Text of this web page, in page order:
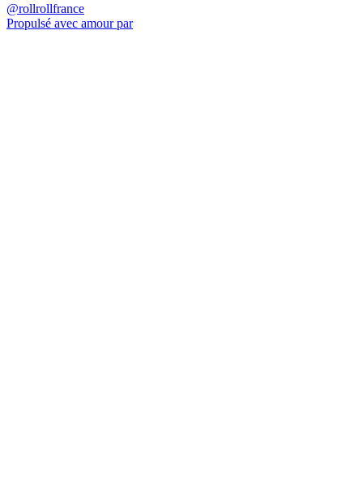
@rollrollfrance
Propulsé avec amour par